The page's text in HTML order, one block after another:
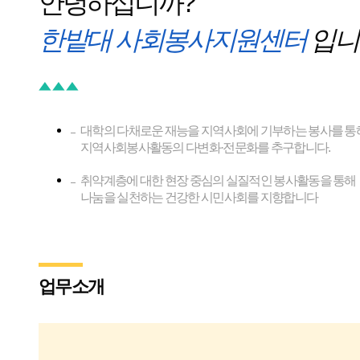
한밭대 사회봉사지원센터 입
대학의 다채로운 재능을 지역사회에 기부하는 봉사를 통
지역사회봉사활동의 다변화·전문화를 추구합니다.
취약계층에 대한 현장 중심의 실질적인 봉사활동을 통해
나눔을 실천하는 건강한 시민사회를 지향합니다
업무소개